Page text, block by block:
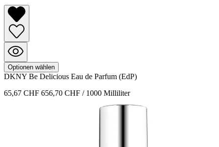
Optionen wählen
DKNY Be Delicious Eau de Parfum (EdP)
65,67 CHF 656,70 CHF / 1000 Milliliter